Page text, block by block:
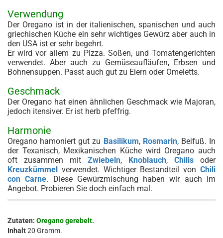
Verwendung
Der Oregano ist in der italienischen, spanischen und auch
griechischen Küche ein sehr wichtiges Gewürz aber auch in
den USA ist er sehr begehrt.
Er wird vor allem zu Pizza. Soßen, und Tomatengerichten
verwendet. Aber auch zu Gemüseaufläufen, Erbsen und
Bohnensuppen. Passt auch gut zu Eiern oder Omeletts.
Geschmack
Der Oregano hat einen ähnlichen Geschmack wie Majoran,
jedoch itensiver. Er ist herb pfeffrig.
Harmonie
Oregano hamoniert gut zu Basilikum, Rosmarin, Beifuß. In
der Texanisch, Mexikanischen Küche wird Oregano auch
oft zusammen mit Zwiebeln, Knoblauch, Chilis oder
Kreuzkümmel verwendet. Wichtiger Bestandteil von Chili
con Carne. Diese Gewürzmischung haben wir auch im
Angebot. Probieren Sie doch einfach mal.
Zutaten: Oregano gerebelt.
Inhalt20 Gramm.